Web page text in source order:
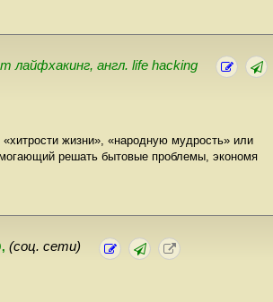
лайфхакинг, англ. life hacking
«хитрости жизни», «народную мудрость» или
решать бытовые проблемы, экономя
, (соц. сети)